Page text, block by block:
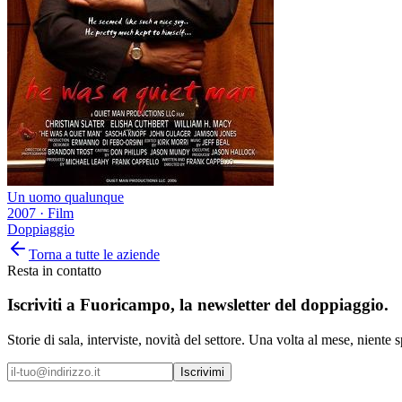
Un uomo qualunque
2007 · Film
Doppiaggio
Torna a tutte le aziende
Resta in contatto
Iscriviti a Fuoricampo, la newsletter del doppiaggio.
Storie di sala, interviste, novità del settore. Una volta al mese, niente
Iscrivimi